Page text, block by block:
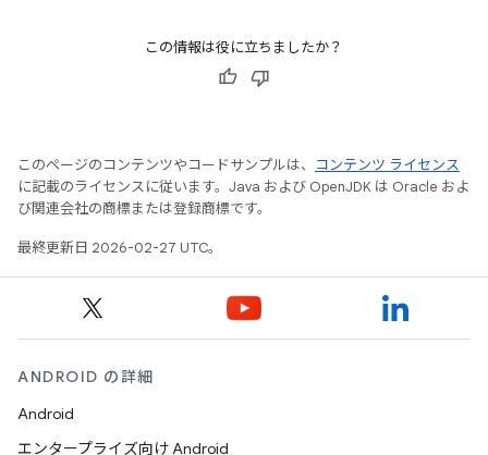
この情報は役に立ちましたか？
このページのコンテンツやコードサンプルは、
コンテンツ ライセンス
に記載のライセンスに従います。Java および OpenJDK は Oracle およ
び関連会社の商標または登録商標です。
最終更新日 2026-02-27 UTC。
ANDROID の詳細
Android
エンタープライズ向け Android